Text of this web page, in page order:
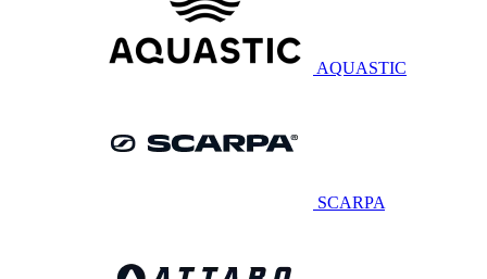
AQUASTIC
SCARPA